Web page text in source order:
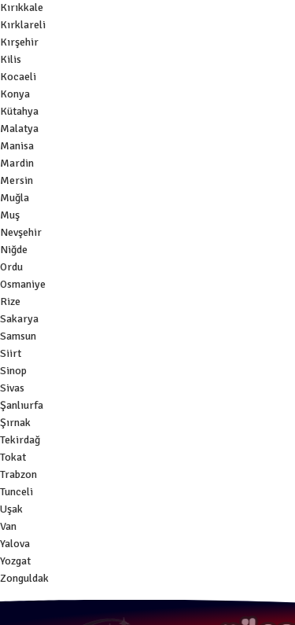
Kırıkkale
Kırklareli
Kırşehir
Kilis
Kocaeli
Konya
Kütahya
Malatya
Manisa
Mardin
Mersin
Muğla
Muş
Nevşehir
Niğde
Ordu
Osmaniye
Rize
Sakarya
Samsun
Siirt
Sinop
Sivas
Şanlıurfa
Şırnak
Tekirdağ
Tokat
Trabzon
Tunceli
Uşak
Van
Yalova
Yozgat
Zonguldak